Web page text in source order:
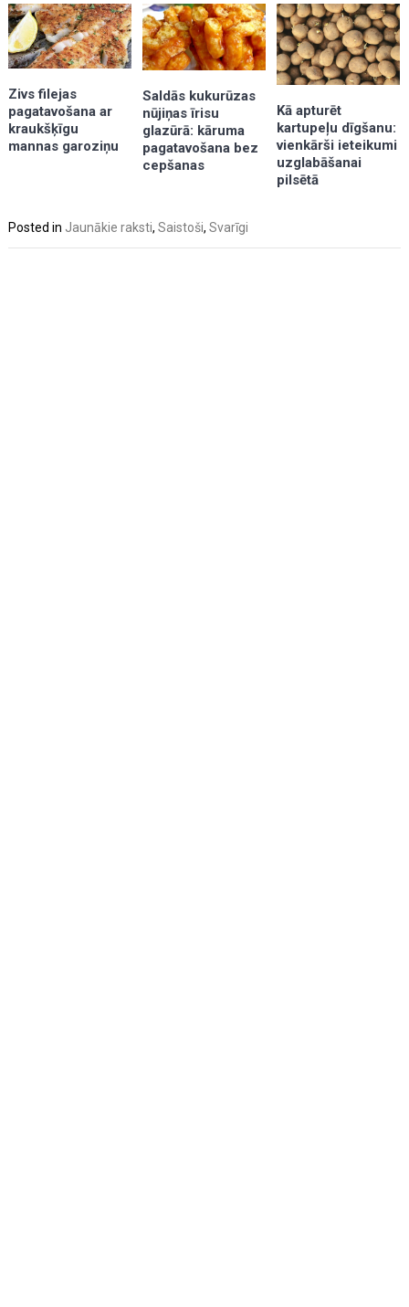
Zivs filejas
pagatavošana ar
kraukšķīgu
mannas garoziņu
Saldās kukurūzas
nūjiņas īrisu
glazūrā: kāruma
pagatavošana bez
cepšanas
Kā apturēt
kartupeļu dīgšanu:
vienkārši ieteikumi
uzglabāšanai
pilsētā
Posted in Jaunākie raksti,Saistoši,Svarīgi